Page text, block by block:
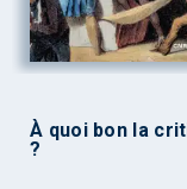
À quoi bon la
?